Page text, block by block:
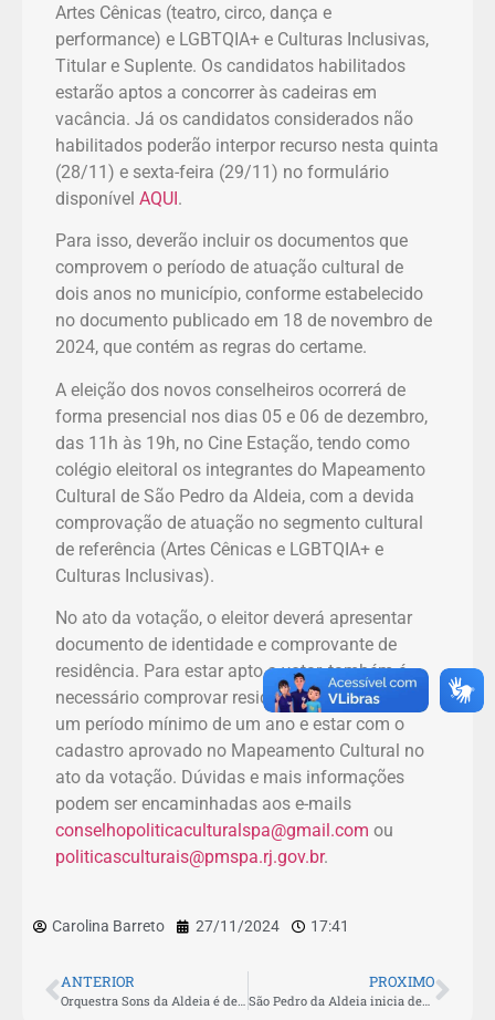
Artes Cênicas (teatro, circo, dança e
performance) e LGBTQIA+ e Culturas Inclusivas,
Titular e Suplente. Os candidatos habilitados
estarão aptos a concorrer às cadeiras em
vacância. Já os candidatos considerados não
habilitados poderão interpor recurso nesta quinta
(28/11) e sexta-feira (29/11) no formulário
disponível AQUI.
Para isso, deverão incluir os documentos que
comprovem o período de atuação cultural de
dois anos no município, conforme estabelecido
no documento publicado em 18 de novembro de
2024, que contém as regras do certame.
A eleição dos novos conselheiros ocorrerá de
forma presencial nos dias 05 e 06 de dezembro,
das 11h às 19h, no Cine Estação, tendo como
colégio eleitoral os integrantes do Mapeamento
Cultural de São Pedro da Aldeia, com a devida
comprovação de atuação no segmento cultural
de referência (Artes Cênicas e LGBTQIA+ e
Culturas Inclusivas).
No ato da votação, o eleitor deverá apresentar
documento de identidade e comprovante de
residência. Para estar apto a votar, também é
necessário comprovar residência na cidade por
um período mínimo de um ano e estar com o
cadastro aprovado no Mapeamento Cultural no
ato da votação. Dúvidas e mais informações
podem ser encaminhadas aos e-mails
conselhopoliticaculturalspa@gmail.com ou
politicasculturais@pmspa.rj.gov.br.
Carolina Barreto 27/11/2024 17:41
ANTERIOR
Orquestra Sons da Aldeia é destaque em encerramento de curso da UFRJ
PROXIMO
São Pedro da Aldeia inicia decoração natalina nos espaços públicos